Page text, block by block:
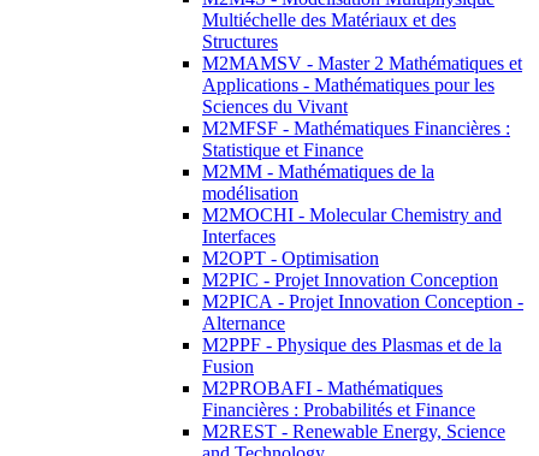
Multiéchelle des Matériaux et des
Structures
M2MAMSV - Master 2 Mathématiques et
Applications - Mathématiques pour les
Sciences du Vivant
M2MFSF - Mathématiques Financières :
Statistique et Finance
M2MM - Mathématiques de la
modélisation
M2MOCHI - Molecular Chemistry and
Interfaces
M2OPT - Optimisation
M2PIC - Projet Innovation Conception
M2PICA - Projet Innovation Conception -
Alternance
M2PPF - Physique des Plasmas et de la
Fusion
M2PROBAFI - Mathématiques
Financières : Probabilités et Finance
M2REST - Renewable Energy, Science